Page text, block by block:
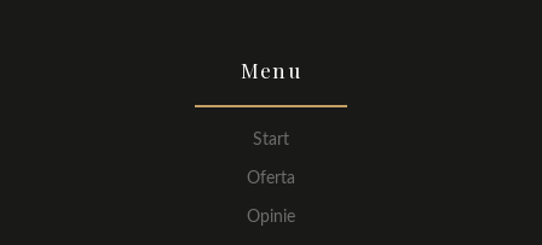
Menu
Start
Oferta
Opinie